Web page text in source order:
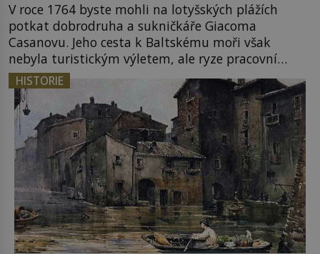
V roce 1764 byste mohli na lotyšských plážích
potkat dobrodruha a sukničkáře Giacoma
Casanovu. Jeho cesta k Baltskému moři však
nebyla turistickým výletem, ale ryze pracovní
cestou se zištnými úmysly. Jaký cíl Casanova
sledoval, když se například procházel uličkami
lotyšské Rigy? Casanova v Pobaltí kontaktoval
tamní zednářské lóže. Nebyl v této oblasti žádným
nováčkem, protože do zednářské […]
HISTORIE